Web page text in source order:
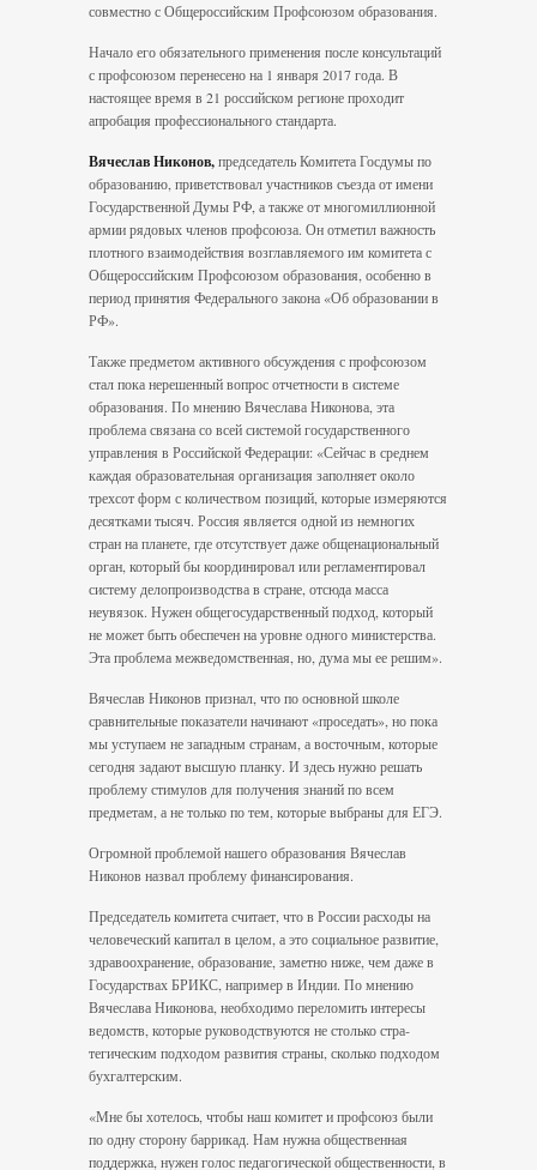
совместно с Общероссийским Профсоюзом образования.
Начало его обязательного применения после консультаций
с профсоюзом перенесено на 1 января 2017 года. В
настоящее время в 21 российском регионе проходит
апробация профессионального стандарта.
Вячеслав Никонов,председатель Комитета Госдумы по
образованию, приветствовал участников съезда от имени
Государственной Думы РФ, а также от многомиллионной
армии рядовых членов профсоюза. Он отметил важность
плотного взаимодействия возглавляемого им комитета с
Общероссийским Профсоюзом образования, особенно в
период принятия Федерального закона «Об образовании в
РФ».
Также предметом активного обсуждения с профсоюзом
стал пока нерешенный во­прос отчетности в системе
образования. По мнению Вячеслава Никонова, эта
проблема связана со всей системой государственного
управления в Российской Федерации: «Сей­час в среднем
каждая образовательная ор­ганизация заполняет около
трехсот форм с количеством позиций, которые измеряются
десятками тысяч. Россия является одной из немногих
стран на планете, где отсутствует даже общенациональный
орган, который бы координировал или регламентировал
систему делопроизводства в стране, отсюда масса
неувязок. Нужен общегосударствен­ный подход, который
не может быть обе­спечен на уровне одного министерства.
Эта проблема межведомственная, но, дума мы ее решим».
Вячеслав Никонов признал, что по ос­новной школе
сравнительные показатели начинают «проседать», но пока
мы усту­паем не западным странам, а восточным, которые
сегодня задают высшую планку. И здесь нужно решать
проблему стимулов для получения знаний по всем
предметам, а не только по тем, которые выбраны для ЕГЭ.
Огромной проблемой нашего образования Вячеслав
Никонов назвал проблему финансирования.
Председатель комитета считает, что в России расходы на
человеческий капитал в целом, а это социальное развитие,
здравоохранение, образование, заметно ниже, чем даже в
Государствах БРИКС, например в Индии. По мнению
Вячеслава Никонова, не­обходимо переломить интересы
ведомств, которые руководствуются не столько стра­
тегическим подходом развития страны, сколько подходом
бухгалтерским.
«Мне бы хотелось, чтобы наш комитет и профсоюз были
по одну сторону баррикад. Нам нужна общественная
поддержка, нужен голос педагогической общественности, в